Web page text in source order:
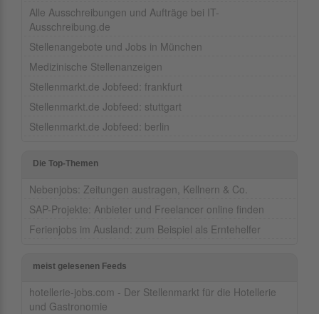
Alle Ausschreibungen und Aufträge bei IT-
Ausschreibung.de
Stellenangebote und Jobs in München
Medizinische Stellenanzeigen
Stellenmarkt.de Jobfeed: frankfurt
Stellenmarkt.de Jobfeed: stuttgart
Stellenmarkt.de Jobfeed: berlin
Die Top-Themen
Nebenjobs: Zeitungen austragen, Kellnern & Co.
SAP-Projekte: Anbieter und Freelancer online finden
Ferienjobs im Ausland: zum Beispiel als Erntehelfer
meist gelesenen Feeds
hotellerie-jobs.com - Der Stellenmarkt für die Hotellerie
und Gastronomie